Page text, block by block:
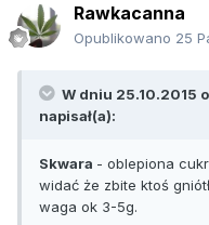
Rawkacanna
Opublikowano 25
W dniu 25.10.2015
napisał(a):
Skwara - oblepiona
widać że zbite ktoś
waga ok 3-5g.